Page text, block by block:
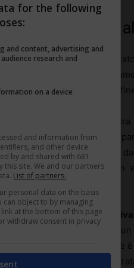
brevi ma ad
tempo è scarso e
di conversazioni
informativa, non velocità
puntata prevede
con3 blocchiben
un comportamento
Senza call to action
nulla nella pratica.
quasi datelecronaca sportiva
quando inserire
percezione
di "riunione
for the following
and content, advertising and
research and
on a device
and information from
and other device
by and shared with 681
this site. We and our partners
List of partners.
personal data on the basis
can object to by managing
at the bottom of this page
withdraw consent in privacy